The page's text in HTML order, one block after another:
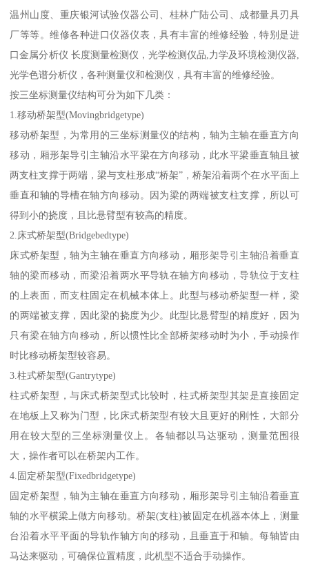
温州山度、重庆银河试验仪器公司、桂林广陆公司、成都量具刃具
厂等等。维修各种进口仪器仪表，具有丰富的维修经验，特别是进
口金属分析仪 长度测量检测仪，光学检测仪品,力学及环境检测仪器,
光学色谱分析仪，各种测量仪和检测仪，具有丰富的维修经验。
按三坐标测量仪结构可分为如下几类：
1.移动桥架型(Movingbridgetype)
移动桥架型，为常用的三坐标测量仪的结构，轴为主轴在垂直方向
移动，厢形架导引主轴沿水平梁在方向移动，此水平梁垂直轴且被
两支柱支撑于两端，梁与支柱形成“桥架”，桥架沿着两个在水平面上
垂直和轴的导槽在轴方向移动。因为梁的两端被支柱支撑，所以可
得到小的挠度，且比悬臂型有较高的精度。
2.床式桥架型(Bridgebedtype)
床式桥架型，轴为主轴在垂直方向移动，厢形架导引主轴沿着垂直
轴的梁而移动，而梁沿着两水平导轨在轴方向移动，导轨位于支柱
的上表面，而支柱固定在机械本体上。此型与移动桥架型一样，梁
的两端被支撑，因此梁的挠度为少。此型比悬臂型的精度好，因为
只有梁在轴方向移动，所以惯性比全部桥架移动时为小，手动操作
时比移动桥架型较容易。
3.柱式桥架型(Gantrytype)
柱式桥架型，与床式桥架型式比较时，柱式桥架型其架是直接固定
在地板上又称为门型，比床式桥架型有较大且更好的刚性，大部分
用在较大型的三坐标测量仪上。各轴都以马达驱动，测量范围很
大，操作者可以在桥架内工作。
4.固定桥架型(Fixedbridgetype)
固定桥架型，轴为主轴在垂直方向移动，厢形架导引主轴沿着垂直
轴的水平横梁上做方向移动。桥架(支柱)被固定在机器本体上，测量
台沿着水平平面的导轨作轴方向的移动，且垂直于和轴。每轴皆由
马达来驱动，可确保位置精度，此机型不适合手动操作。